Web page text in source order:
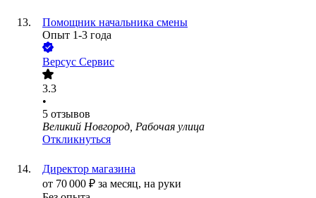
Помощник начальника смены
Опыт 1-3 года
Версус Сервис
3.3
•
5 отзывов
Великий Новгород, Рабочая улица
Откликнуться
Директор магазина
от 70 000 ₽ за месяц, на руки